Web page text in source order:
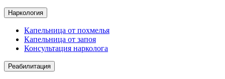
Наркология
Капельница от похмелья
Капельница от запоя
Консультация нарколога
Реабилитация